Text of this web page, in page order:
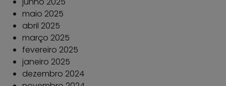
maio 2025
abril 2025
março 2025
fevereiro 2025
janeiro 2025
dezembro 2024